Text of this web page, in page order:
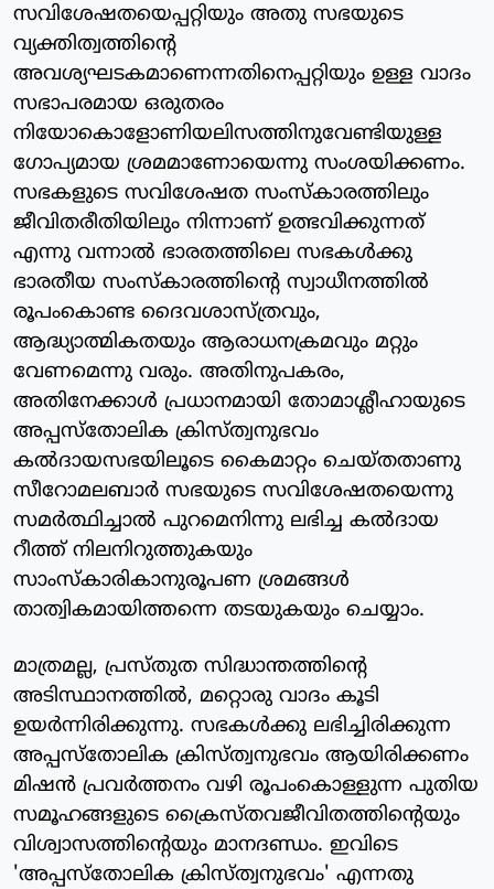
സവിശേഷതയെപ്പറ്റിയും അതു സഭയുടെ
വ്യക്തിത്വത്തിന്റെ
അവശ്യഘടകമാണെന്നതിനെപ്പറ്റിയും ഉള്ള വാദം
സഭാപരമായ ഒരുതരം
നിയോകൊളോണിയലിസത്തിനുവേണ്ടിയുള്ള
ഗോപ്യമായ ശ്രമമാണോയെന്നു സംശയിക്കണം.
സഭകളുടെ സവിശേഷത സംസ്‌കാരത്തിലും
ജീവിതരീതിയിലും നിന്നാണ് ഉത്ഭവിക്കുന്നത്
എന്നു വന്നാല്‍ ഭാരതത്തിലെ സഭകള്‍ക്കു
ഭാരതീയ സംസ്‌കാരത്തിന്റെ സ്വാധീനത്തില്‍
രൂപംകൊണ്ട ദൈവശാസ്ത്രവും,
ആദ്ധ്യാത്മികതയും ആരാധനക്രമവും മറ്റും
വേണമെന്നു വരും. അതിനുപകരം,
അതിനേക്കാള്‍ പ്രധാനമായി തോമാശ്ലീഹായുടെ
അപ്പസ്‌തോലിക ക്രിസ്ത്വനുഭവം
കല്‍ദായസഭയിലൂടെ കൈമാറ്റം ചെയ്തതാണു
സീറോമലബാര്‍ സഭയുടെ സവിശേഷതയെന്നു
സമര്‍ത്ഥിച്ചാല്‍ പുറമെനിന്നു ലഭിച്ച കല്‍ദായ
റീത്ത് നിലനിറുത്തുകയും
സാംസ്‌കാരികാനുരൂപണ ശ്രമങ്ങള്‍
താത്വികമായിത്തന്നെ തടയുകയും ചെയ്യാം.
മാത്രമല്ല, പ്രസ്തുത സിദ്ധാന്തത്തിന്റെ
അടിസ്ഥാനത്തില്‍, മറ്റൊരു വാദം കൂടി
ഉയര്‍ന്നിരിക്കുന്നു. സഭകള്‍ക്കു ലഭിച്ചിരിക്കുന്ന
അപ്പസ്‌തോലിക ക്രിസ്ത്വനുഭവം ആയിരിക്കണം
മിഷന്‍ പ്രവര്‍ത്തനം വഴി രൂപംകൊള്ളുന്ന പുതിയ
സമൂഹങ്ങളുടെ ക്രൈസ്തവജീവിതത്തിന്റെയും
വിശ്വാസത്തിന്റെയും മാനദണ്ഡം. ഇവിടെ
'അപ്പസ്‌തോലിക ക്രിസ്ത്വനുഭവം' എന്നതു